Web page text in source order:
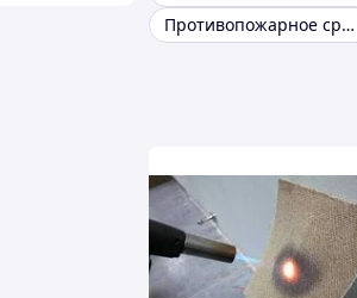
Противопожарное средство для обработки древесины